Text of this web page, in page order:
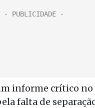
informe crítico
falta de